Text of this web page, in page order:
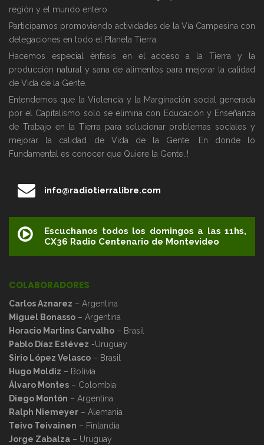
región y el mundo entero.
Participamos promoviendo actividades de la Vía Campesina con
delegaciones en todo el Planeta Tierra.
Hacemos especial énfasis en el acceso a la Tierra y la
producción natural y sana de alimentos para mejorar la calidad
de Vida de la Gente.
Entendemos que la Violencia y la Marginación social generada
por el Capitalismo solo se elimina con Educación y Enseñanza
de Trabajo en la Tierra para solucionar problemas sociales y
mejorar la calidad de Vida de la Gente. En donde lo
Fundamental es conocer que Quiere la Gente..!
info@radiotierralibre.com
Escuchanos todos los domingos a las 11hs,
CX36 Radio Centenario de Montevideo
COLABORADORES
Carlos Aznarez – Argentina
Miguel Bonasso – Argentina
Horacio Martins Carvalho – Brasil
Pablo Díaz Estévez -Uruguay
Sirio López Velasco – Brasil
Hugo Moldiz – Bolivia
Álvaro Montes – Colombia
Diego Montón – Argentina
Ralph Niemeyer – Alemania
Teivo Teivainen – Finlandia
Jorge Zabalza – Uruguay